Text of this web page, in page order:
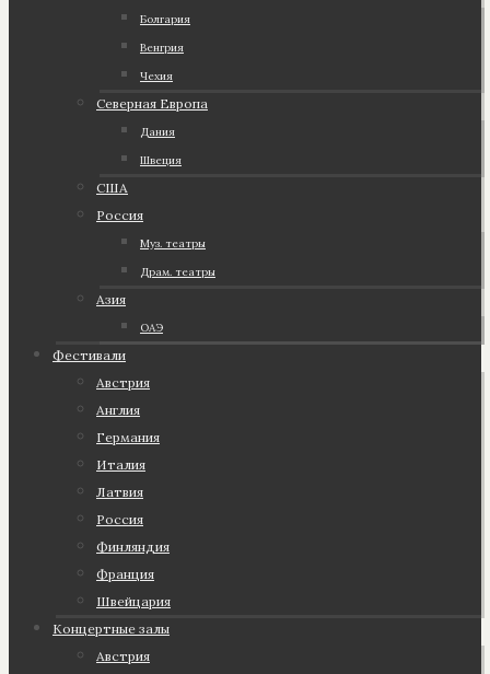
Болгария
Венгрия
Чехия
Северная Европа
Дания
Швеция
США
Россия
Муз. театры
Драм. театры
Азия
ОАЭ
Фестивали
Австрия
Англия
Германия
Италия
Латвия
Россия
Финляндия
Франция
Швейцария
Концертные залы
Австрия